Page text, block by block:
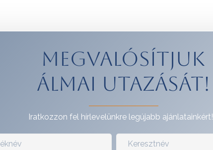
Megvalósítjuk
álmai utazását!
Iratkozzon fel hírlevelünkre legújabb ajánlatainkért!